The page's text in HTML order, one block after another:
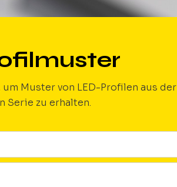
Muster von LED-Profilen aus der
zu erhalten.